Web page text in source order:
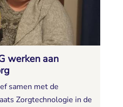
werken aan
samen met de
Zorgtechnologie in de